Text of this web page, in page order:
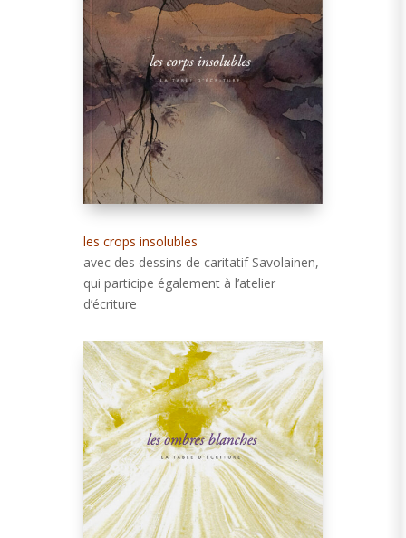
les crops insolubles
avec des dessins de caritatif Savolainen,
qui participe également à l’atelier
d’écriture